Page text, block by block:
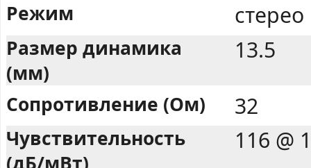
Режим стерео
Размер динамика
(мм)
13.5
Сопротивление (Ом) 32
Чувствительность
116 @